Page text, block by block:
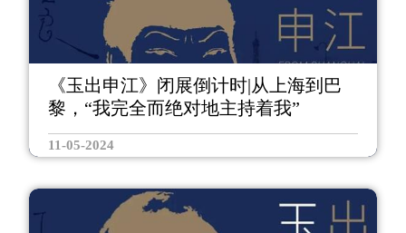
《玉出申江》闭展倒计时|从上海到巴
黎，“我完全而绝对地主持着我”
11-05-2024